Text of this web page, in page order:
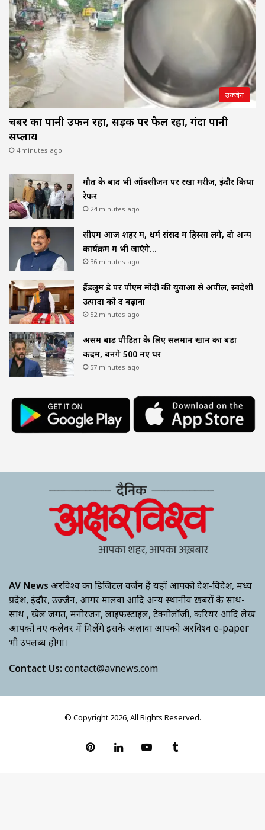
उज्जैन
चैंबर का पानी उफन रहा, सड़क पर फैल रहा, गंदा पानी
सप्लाय
4 minutes ago
मौत के बाद भी ऑक्सीजन पर रखा मरीज, इंदौर किया
रेफर
24 minutes ago
सीएम आज शहर में, धर्म संसद में हिस्सा लेंगे, दो अन्य
कार्यक्रम में भी जाएंगे…
36 minutes ago
हैंडलूम डे पर पीएम मोदी की युवाओं से अपील, स्वदेशी
उत्पादों को दें बढ़ावा
52 minutes ago
असम बाढ़ पीड़ितों के लिए सलमान खान का बड़ा
कदम, बनेंगे 500 नए घर
57 minutes ago
AV News अक्षरविश्व का डिजिटल वर्जन हैं यहाँ आपको देश-विदेश, मध्य
प्रदेश, इंदौर, उज्जैन, आगर मालवा आदि अन्य स्थानीय ख़बरों के साथ-
साथ , खेल जगत, मनोरंजन, लाइफस्टाइल, टेक्नोलॉजी, करियर आदि लेख
आपको नए कलेवर में मिलेंगे इसके अलावा आपको अक्षरविश्व e-paper
भी उपलब्ध होगा।
Contact Us: contact@avnews.com
© Copyright 2026, All Rights Reserved.
PinterestLinkedInYouTubeTumblr